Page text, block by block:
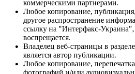
коммерческими партнерами.
Любое копирование,
другое распространение
ссылку на "Интерфакс-Украина",
воспрещается.
Владелец веб-страницы в
является автор публикации.
Любое копирование,
фотографий и/или